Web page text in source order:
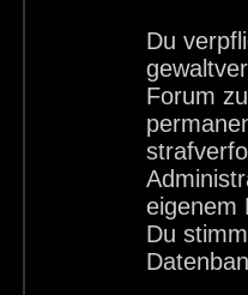
Du
Forum
eigenem
Du